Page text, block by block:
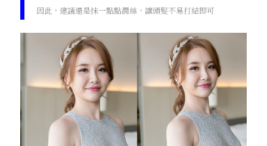
因此，建議還是抹一點點潤絲，讓頭髮不易打結即可